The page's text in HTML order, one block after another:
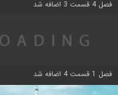
فصل 4 قسمت 3 اضافه شد
فصل 1 قسمت 4 اضافه شد